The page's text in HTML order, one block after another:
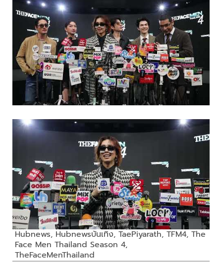
Hubnews, Hubnewsบันเทิง, TaePiyarath, TFM4, The
Face Men Thailand Season 4,
TheFaceMenThailand